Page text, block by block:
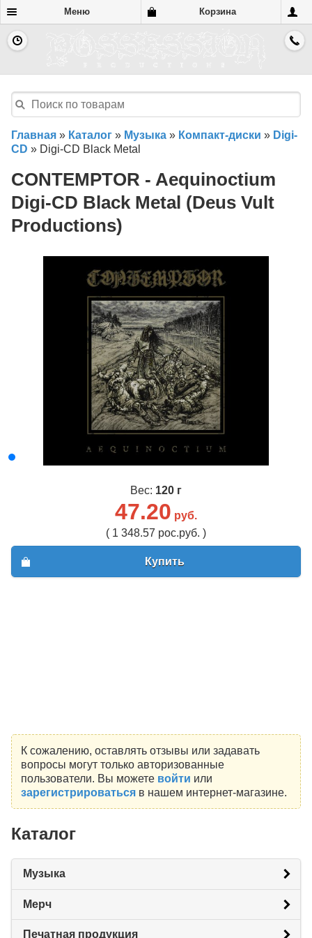
Меню Корзина
Главная » Каталог » Музыка » Компакт-диски » Digi-
CD » Digi-CD Black Metal
CONTEMPTOR - Aequinoctium
Digi-CD Black Metal (Deus Vult
Productions)
Вес: 120 г
47.20 руб.
( 1 348.57 рос.руб. )
Купить
К сожалению, оставлять отзывы или задавать
вопросы могут только авторизованные
пользователи. Вы можете войти или
зарегистрироватьсяв нашем интернет-магазине.
Каталог
Музыка
Мерч
Печатная продукция